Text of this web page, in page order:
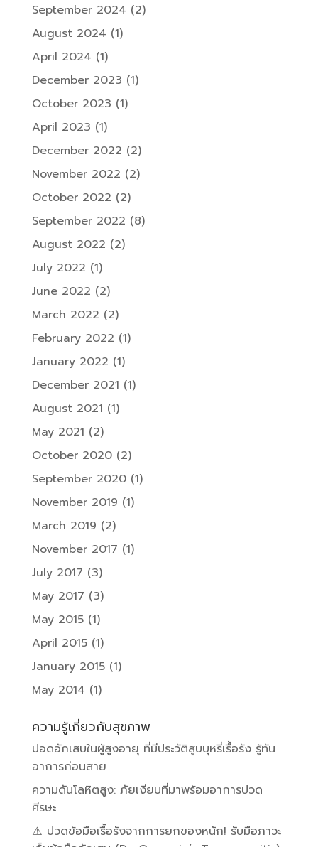
September 2024 (2)
August 2024 (1)
April 2024 (1)
December 2023 (1)
October 2023 (1)
April 2023 (1)
December 2022 (2)
November 2022 (2)
October 2022 (2)
September 2022 (8)
August 2022 (2)
July 2022 (1)
June 2022 (2)
March 2022 (2)
February 2022 (1)
January 2022 (1)
December 2021 (1)
August 2021 (1)
May 2021 (2)
October 2020(2)
September 2020(1)
November 2019 (1)
March 2019 (2)
November 2017 (1)
July 2017 (3)
May 2017 (3)
May 2015(1)
April 2015(1)
January 2015(1)
May 2014 (1)
ความรู้เกี่ยวกับสุขภาพ
ปอดอักเสบในผู้สูงอายุ ที่มีประวัติสูบบุหรี่เรื้อรัง รู้ทัน
อาการก่อนสาย
ความดันโลหิตสูง: ภัยเงียบที่มาพร้อมอาการปวด
ศีรษะ
⚠️ ปวดข้อมือเรื้อรังจากการยกของหนัก! รับมือภาวะ